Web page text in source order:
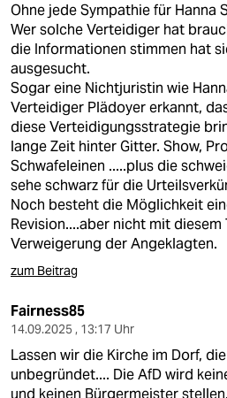
Ohne jede Sympathie für Hanna
Wer solche Verteidiger hat
die Informationen stimmen hat
ausgesucht.
Sogar eine Nichtjuristin wie
Verteidiger Plädoyer erkannt,
diese Verteidigungsstrategie
lange Zeit hinter Gitter. Show,
Schwafeleinen .....plus die
sehe schwarz für die
Noch besteht die Möglichkeit
Revision....aber nicht mit
Verweigerung der Angeklagten.
zum Beitrag
Fairness85
14.09.2025 , 13:17 Uhr
Lassen wir die Kirche im Dorf,
unbegründet.... Die AfD wird
und keinen Bürgermeister